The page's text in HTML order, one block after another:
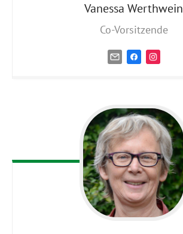
Vanessa Werthwein
Co-Vorsitzende